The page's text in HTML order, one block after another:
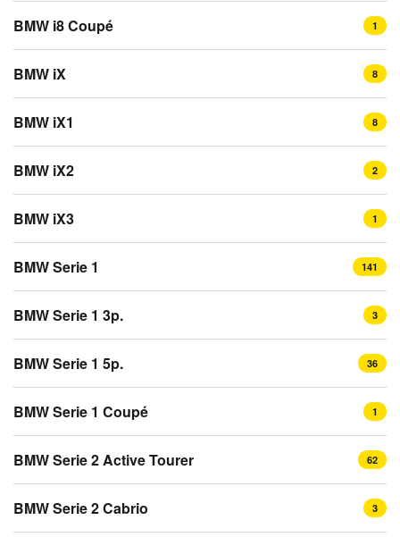
BMW i8 Coupé 1
BMW iX 8
BMW iX1 8
BMW iX2 2
BMW iX3 1
BMW Serie 1 141
BMW Serie 1 3p. 3
BMW Serie 1 5p. 36
BMW Serie 1 Coupé 1
BMW Serie 2 Active Tourer 62
BMW Serie 2 Cabrio 3